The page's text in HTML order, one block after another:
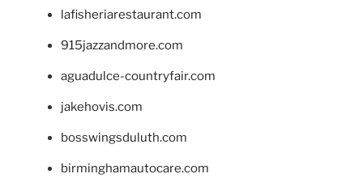
lafisheriarestaurant.com
915jazzandmore.com
aguadulce-countryfair.com
jakehovis.com
bosswingsduluth.com
birminghamautocare.com